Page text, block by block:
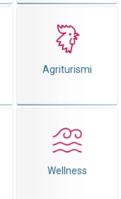
Agriturismi
Wellness